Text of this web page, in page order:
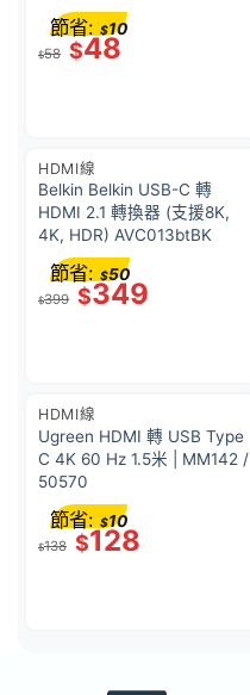
$58 $48
節省: $10
HDMI線
Belkin Belkin USB-C 轉
HDMI 2.1 轉換器 (支援8K,
4K, HDR) AVC013btBK
$399 $349
節省: $50
HDMI線
Ugreen HDMI 轉 USB Type
C 4K 60 Hz 1.5米 | MM142 /
50570
$138 $128
節省: $10